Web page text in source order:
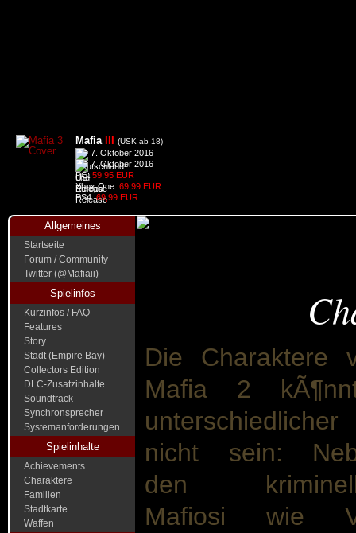
Mafia (USK ab 18)
7. Oktober 2016
7. Oktober 2016
PC: 59,95 EUR
Xbox One: 69,99 EUR
PS4:69,99 EUR
Allgemeines
Startseite
Forum / Community
Twitter (@Mafiaii)
Spielinfos
Kurzinfos / FAQ
Features
Story
Stadt (Empire Bay)
Collectors Edition
DLC-Zusatzinhalte
Soundtrack
Synchronsprecher
Systemanforderungen
Spielinhalte
Achievements
Charaktere
Familien
Stadtkarte
Waffen
Die Charaktere
Mafia 2
unterschiedlicher
nicht sein:
den
Mafiosi wie